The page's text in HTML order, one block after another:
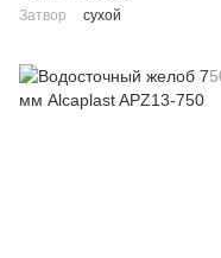
Затвор
сухой